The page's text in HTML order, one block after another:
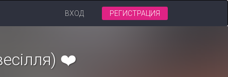
ВХОД РЕГИСТРАЦИЯ
❤️